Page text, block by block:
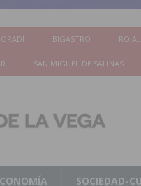
BIGASTRO
SAN MIGUEL DE SALINAS
SOCIEDAD-